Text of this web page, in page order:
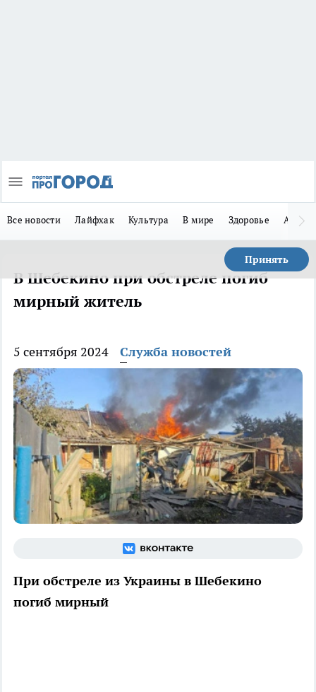
Все новости Лайфхак Культура В мире Здоровье Авто
Принять
В Шебекино при обстреле погиб
мирный житель
5 сентября 2024 Служба новостей
При обстреле из Украины в Шебекино
погиб мирный